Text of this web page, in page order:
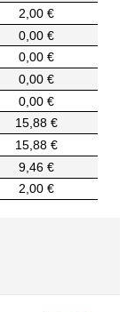
2,00 €
0,00 €
0,00 €
0,00 €
0,00 €
15,88 €
15,88 €
9,46 €
2,00 €